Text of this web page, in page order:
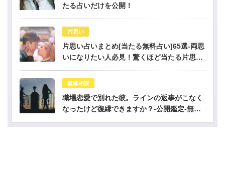
たる占いだけを公開！
片思い
片思い占いまとめ[当たる無料占い]65選-両思
いになりたい人必見！驚くほど当たる片思い
復縁相談
職場恋愛で別れた彼。ラインの返事がこなく
なったけど復縁できますか？-公開鑑定-無料